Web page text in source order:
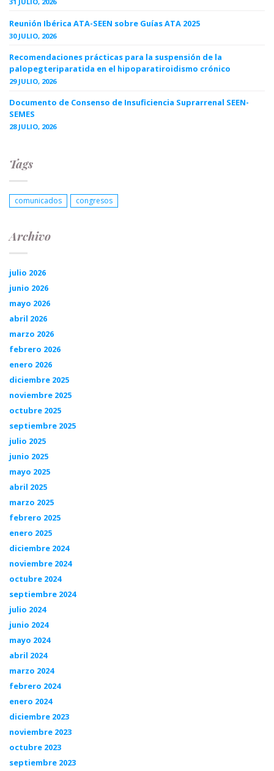
Reunión Ibérica ATA-SEEN sobre Guías ATA 2025
30 JULIO, 2026
Recomendaciones prácticas para la suspensión de la
palopegteriparatida en el hipoparatiroidismo crónico
29 JULIO, 2026
Documento de Consenso de Insuficiencia Suprarrenal SEEN-
SEMES
28 JULIO, 2026
Tags
comunicados congresos
Archivo
julio 2026
junio 2026
mayo 2026
abril 2026
marzo 2026
febrero 2026
enero 2026
diciembre 2025
noviembre 2025
octubre 2025
septiembre 2025
julio 2025
junio 2025
mayo 2025
abril 2025
marzo 2025
febrero 2025
enero 2025
diciembre 2024
noviembre 2024
octubre 2024
septiembre 2024
julio 2024
junio 2024
mayo 2024
abril 2024
marzo 2024
febrero 2024
enero 2024
diciembre 2023
noviembre 2023
octubre 2023
septiembre 2023